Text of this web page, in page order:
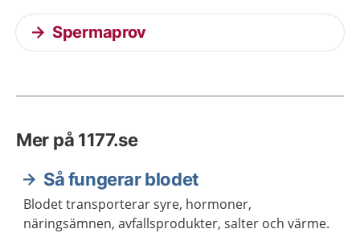
Spermaprov
Mer på 1177.se
Så fungerar blodet
Blodet transporterar syre, hormoner,
näringsämnen, avfallsprodukter, salter och värme.